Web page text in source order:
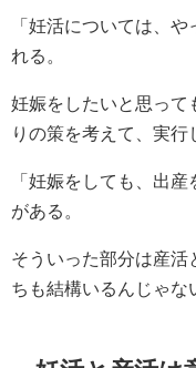
「妊活については、
れる。
妊娠をしたいと思って
りの策を考えて、実行
「妊娠をしても、出
がある。
そういった部分は産活
ちも結構いるんじゃな